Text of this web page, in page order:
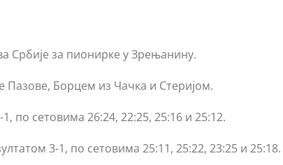
Србије за пионирке у Зрењанину.
Пазове, Борцем из Чачка и Стеријом.
по сетовима 26:24, 22:25, 25:16 и 25:12.
3-1, по сетовима 25:11, 25:22, 23:25 и 25:18.